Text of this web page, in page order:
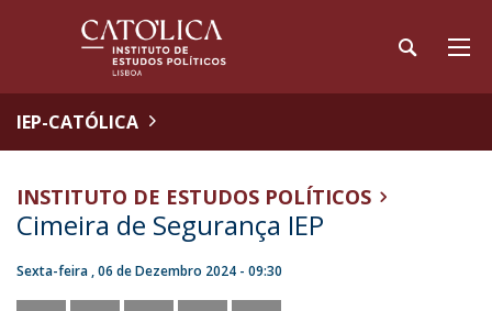
IEP-CATÓLICA
INSTITUTO DE ESTUDOS POLÍTICOS
Cimeira de Segurança IEP
Sexta-feira , 06 de Dezembro 2024 - 09:30